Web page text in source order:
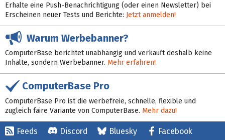
Erhalte eine Push-Benachrichtigung (oder einen Newsletter) bei
Erscheinen neuer Tests und Berichte: Jetzt anmelden!
Warum Werbebanner?
ComputerBase berichtet unabhängig und verkauft deshalb keine
Inhalte, sondern Werbebanner. Mehr erfahren!
ComputerBase Pro
ComputerBase Pro ist die werbefreie, schnelle, flexible und
zugleich faire Variante von ComputerBase. Mehr dazu!
Feeds Discord Bluesky Facebook